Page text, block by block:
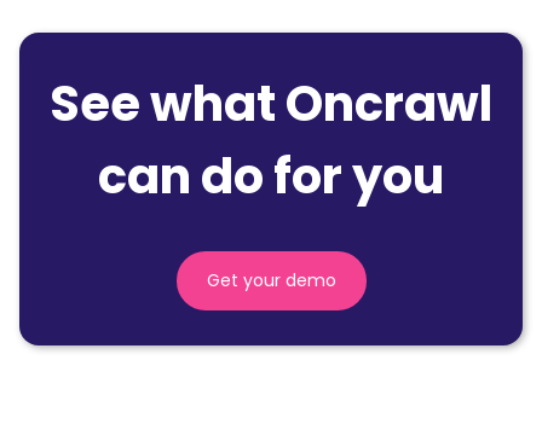
See what Oncrawl
can do for you
Get your demo